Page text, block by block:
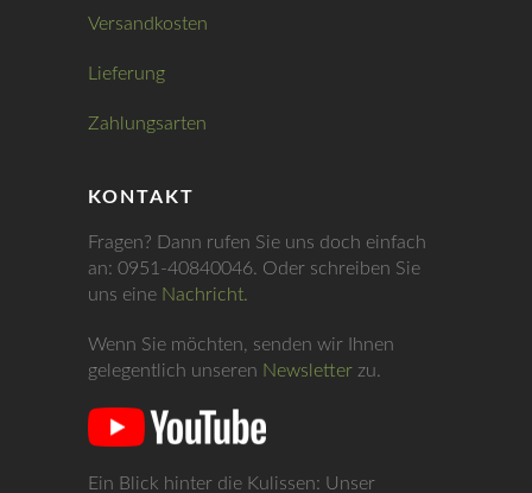
Versandkosten
Lieferung
Zahlungsarten
KONTAKT
Fragen? Dann rufen Sie uns doch einfach
an: 0951-40840046. Oder schreiben Sie
uns eine Nachricht.
Wenn Sie möchten, senden wir Ihnen
gelegentlich unseren Newsletter zu.
Ein Blick hinter die Kulissen: Unser